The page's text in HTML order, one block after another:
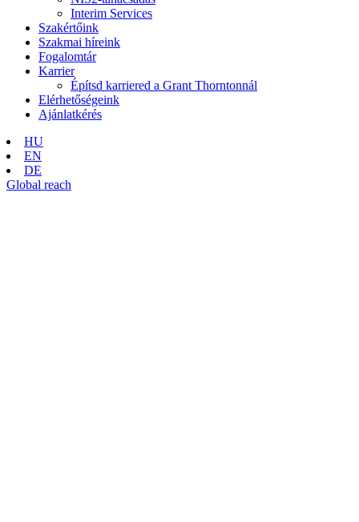
Interim Services
Szakértőink
Szakmai híreink
Fogalomtár
Karrier
Építsd karriered a Grant Thorntonnál
Elérhetőségeink
Ajánlatkérés
HU
EN
DE
Global reach